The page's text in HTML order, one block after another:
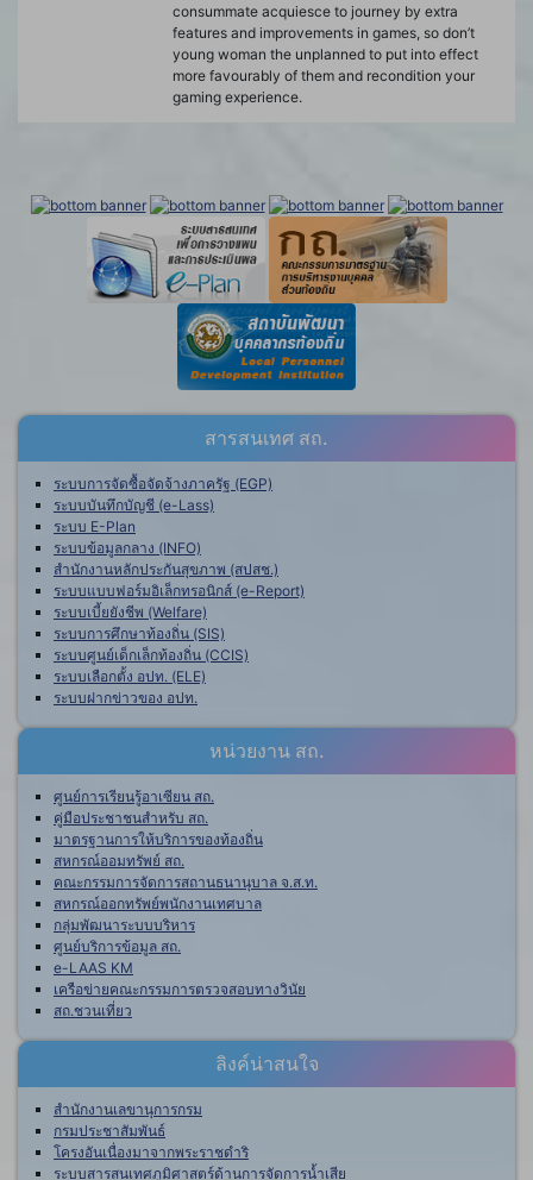
consummate acquiesce to journey by extra
features and improvements in games, so don’t
young woman the unplanned to put into effect
more favourably of them and recondition your
gaming experience.
สารสนเทศ สถ.
ระบบการจัดซื้อจัดจ้างภาครัฐ (EGP)
ระบบบันทึกบัญชี (e-Lass)
ระบบ E-Plan
ระบบข้อมูลกลาง (INFO)
สำนักงานหลักประกันสุขภาพ (สปสช.)
ระบบแบบฟอร์มอิเล็กทรอนิกส์ (e-Report)
ระบบเบี้ยยังชีพ (Welfare)
ระบบการศึกษาท้องถิ่น (SIS)
ระบบศูนย์เด็กเล็กท้องถิ่น (CCIS)
ระบบเลือกตั้ง อปท. (ELE)
ระบบฝากข่าวของ อปท.
หน่วยงาน สถ.
ศูนย์การเรียนรู้อาเซียน สถ.
คู่มือประชาชนสำหรับ สถ.
มาตรฐานการให้บริการของท้องถิ่น
สหกรณ์ออมทรัพย์ สถ.
คณะกรรมการจัดการสถานธนานุบาล จ.ส.ท.
สหกรณ์ออกทรัพย์พนักงานเทศบาล
กลุ่มพัฒนาระบบบริหาร
ศูนย์บริการข้อมูล สถ.
e-LAAS KM
เครือข่ายคณะกรรมการตรวจสอบทางวินัย
สถ.ชวนเที่ยว
ลิงค์น่าสนใจ
สำนักงานเลขานุการกรม
กรมประชาสัมพันธ์
โครงอันเนื่องมาจากพระราชดำริ
ระบบสารสนเทศภูมิศาสตร์ด้านการจัดการน้ำเสีย